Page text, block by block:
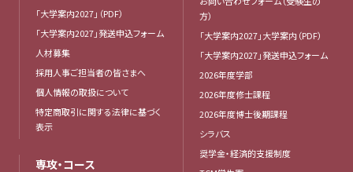
「大学案内2027」（PDF）
「大学案内2027」発送申込フォーム
人材募集
採用人事ご担当者の皆さまへ
個人情報の取扱について
特定商取引に関する法律に基づく
表示
専攻・コース
方）
「大学案内2027」大学案内（PDF）
「大学案内2027」発送申込フォーム
2026年度学部
2026年度修士課程
2026年度博士後期課程
シラバス
奨学金・経済的支援制度